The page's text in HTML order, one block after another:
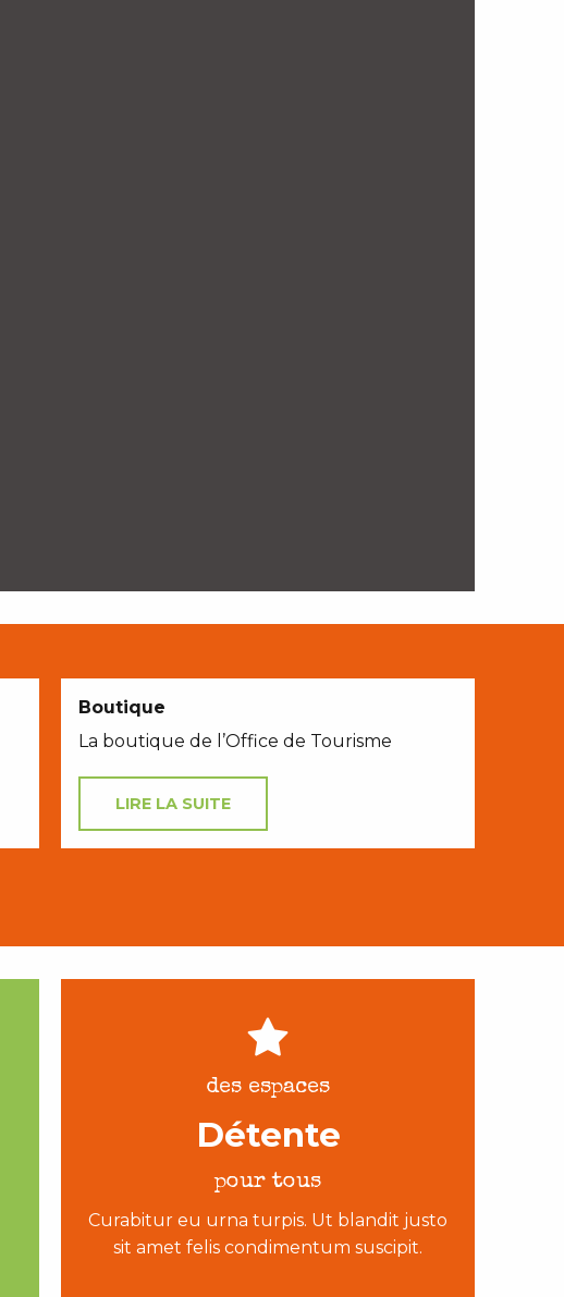
Boutique
La boutique de l’Office de Tourisme
LIRE LA SUITE
des espaces
Détente
pour tous
Curabitur eu urna turpis. Ut blandit justo
sit amet felis condimentum suscipit.